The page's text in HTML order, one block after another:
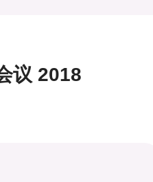
议 2018